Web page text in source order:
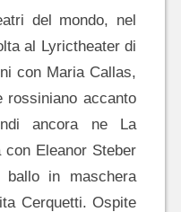
del mondo, nel
al Lyrictheater di
con Maria Callas,
rossiniano accanto
ancora ne La
Eleanor Steber
in maschera
Cerquetti. Ospite